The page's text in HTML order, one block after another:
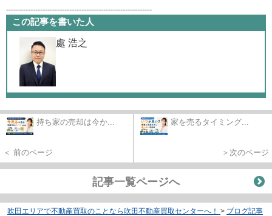
------------------------------------------------------------
この記事を書いた人
處 浩之
持ち家の売却は今か...
＜ 前のページ
家を売るタイミング...
＞次のページ
記事一覧ページへ
吹田エリアで不動産買取のことなら吹田不動産買取センターへ！ > ブログ記事